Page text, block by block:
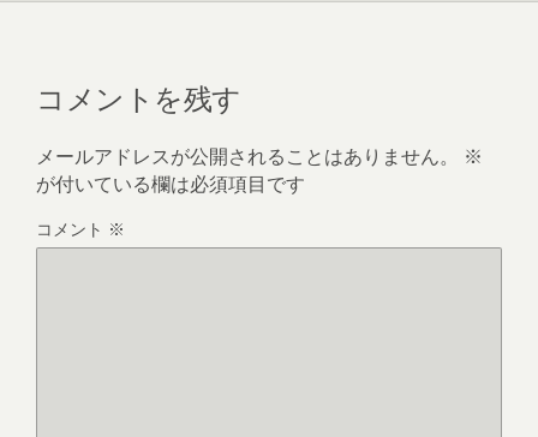
コメントを残す
メールアドレスが公開されることはありません。
※
が付いている欄は必須項目です
コメント ※